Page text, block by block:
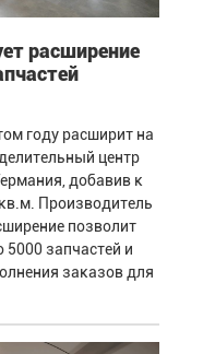
расширение
году расширит на
центр
добавив к
Производитель
позволит
5000 запчастей и
заказов для